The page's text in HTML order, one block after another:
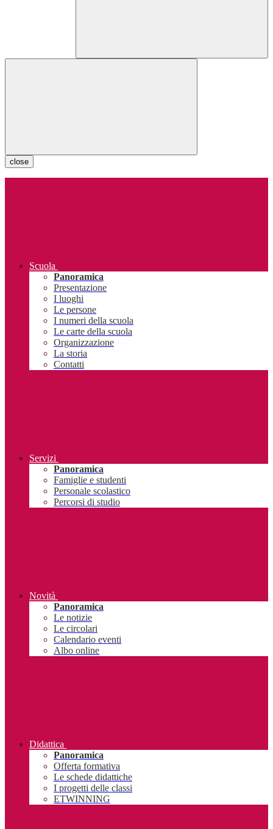
close
Scuola
Panoramica
Presentazione
I luoghi
Le persone
I numeri della scuola
Le carte della scuola
Organizzazione
La storia
Contatti
Servizi
Panoramica
Famiglie e studenti
Personale scolastico
Percorsi di studio
Novità
Panoramica
Le notizie
Le circolari
Calendario eventi
Albo online
Didattica
Panoramica
Offerta formativa
Le schede didattiche
I progetti delle classi
ETWINNING